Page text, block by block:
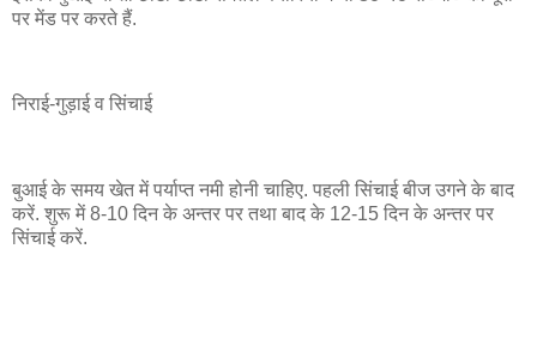
पर मेंड पर करते हैं.
निराई-गुड़ाई व सिंचाई
बुआई के समय खेत में पर्याप्त नमी होनी चाहिए. पहली सिंचाई बीज उगने के बाद
करें. शुरू में 8-10 दिन के अन्तर पर तथा बाद के 12-15 दिन के अन्तर पर
सिंचाई करें.